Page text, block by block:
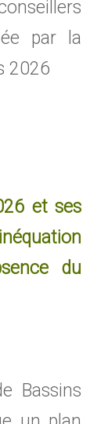
par la
2026
et ses
du
Bassins